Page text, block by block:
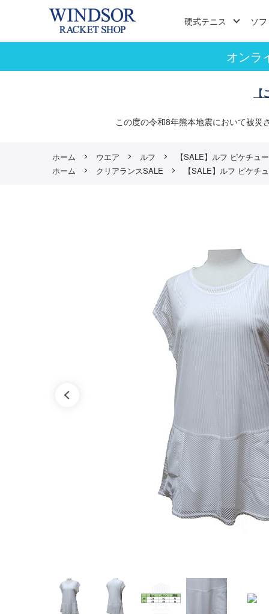
硬式テニス ソ
オンラ
この度の令和8年熊本地震において被災
ホーム ウエア ルフ
【SALE】ルフ ピケチュ
ホーム
クリアランスSALE 【SALE】ルフ ピケチ